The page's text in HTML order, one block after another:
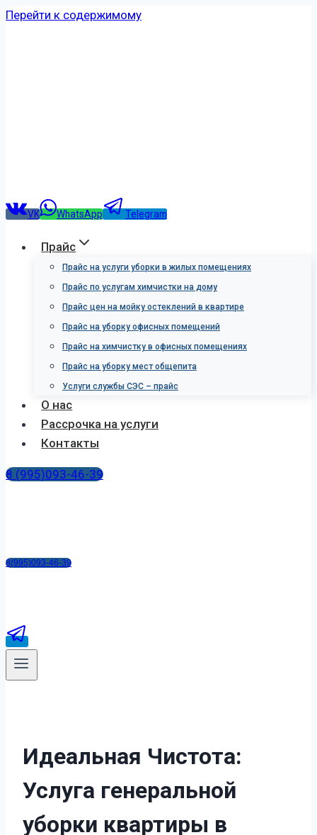
Перейти к содержимому
VK WhatsApp Telegram
Прайс
Прайс на услуги уборки в жилых помещениях
Прайс по услугам химчистки на дому
Прайс цен на мойку остеклений в квартире
Прайс на уборку офисных помещений
Прайс на химчистку в офисных помещениях
Прайс на уборку мест общепита
Услуги службы СЭС – прайс
О нас
Рассрочка на услуги
Контакты
8 (995)093-46-39
8(995)093-46-39
Идеальная Чистота:
Услуга генеральной
уборки квартиры в